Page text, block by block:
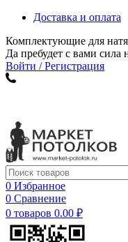
Доставка и оплата
Комплектующие для
Да пребудет с вами сила
Войти / Регистрация
0 Избранное
0 Сравнение
0 товаров 0.00 ₽